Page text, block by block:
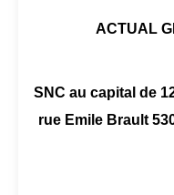
ACTUAL
SNC au capital de
rue Emile Brault